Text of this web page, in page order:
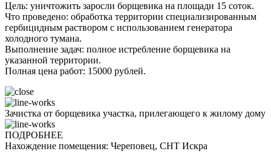
Цель: уничтожить заросли борщевика на площади 15 соток.
Что проведено: обработка территории специализированным
гербицидным раствором с использованием генератора
холодного тумана.
Выполнение задач: полное истребление борщевика на
указанной территории.
Полная цена работ: 15000 рублей.
Зачистка от борщевика участка, прилегающего к жилому дому
ПОДРОБНЕЕ
Нахождение помещения: Череповец, СНТ Искра